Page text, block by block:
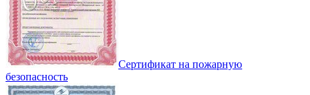
Сертификат на пожарную
безопасность